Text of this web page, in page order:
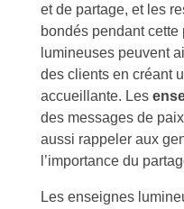
et de partage, et les
bondés pendant
lumineuses peuvent
des clients en créant
accueillante. Les
des messages de
aussi rappeler aux
l’importance du
Les enseignes